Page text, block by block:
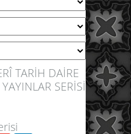
TARİH DAİRE
SERİSİ